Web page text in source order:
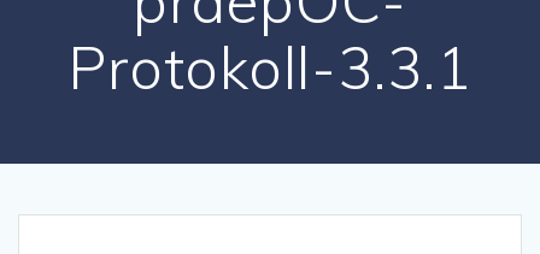
Protokoll-3.3.1